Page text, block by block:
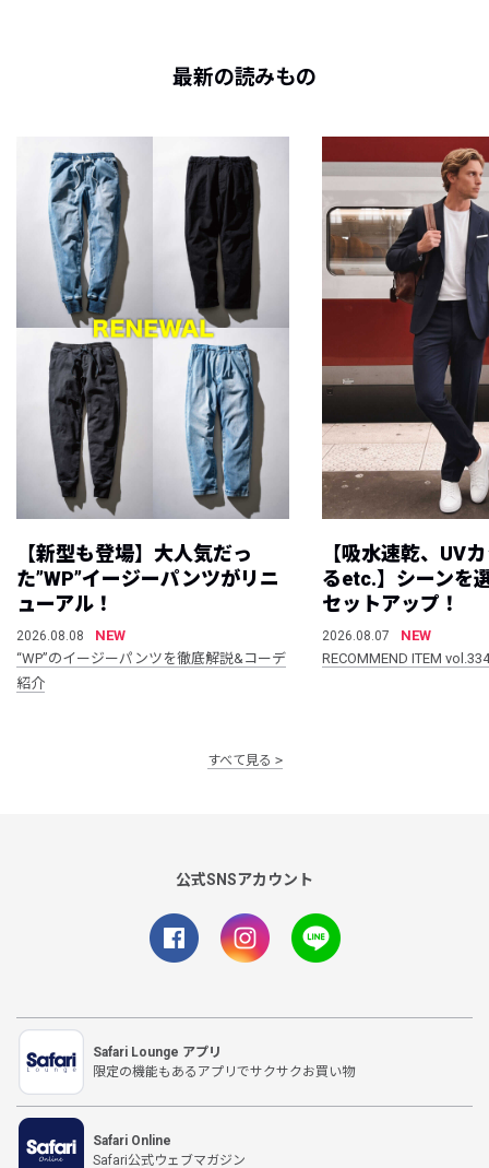
最新の読みもの
【新型も登場】大人気だっ
た”WP”イージーパンツがリニ
ューアル！
2026.08.08
NEW
“WP”のイージーパンツを徹底解説&コーデ
紹介
【吸水速乾、UV
るetc.】シーンを
セットアップ！
2026.08.07
NEW
RECOMMEND ITEM vol.334
すべて見る
公式SNSアカウント
Safari Lounge アプリ
限定の機能もあるアプリでサクサクお買い物
Safari Online
Safari公式ウェブマガジン